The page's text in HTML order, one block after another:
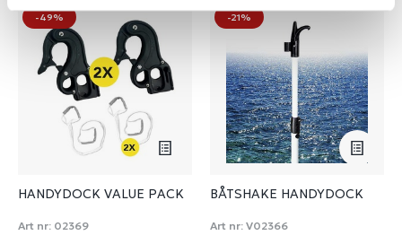
-49%
HANDYDOCK VALUE PACK
Art nr: 02369
-21%
BÅTSHAKE HANDYDOCK
Art nr: V02366